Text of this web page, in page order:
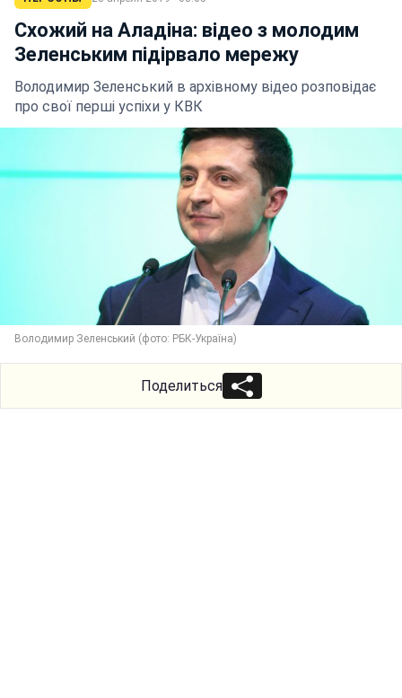
Схожий на Аладіна: відео з молодим
Зеленським підірвало мережу
Володимир Зеленський в архівному відео розповідає
про свої перші успіхи у КВК
Володимир Зеленський (фото: РБК-Україна)
Поделиться